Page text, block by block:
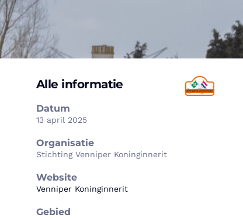
Alle informatie
Datum
13 april 2025
Organisatie
Stichting Venniper Koninginnerit
Website
Venniper Koninginnerit
Gebied